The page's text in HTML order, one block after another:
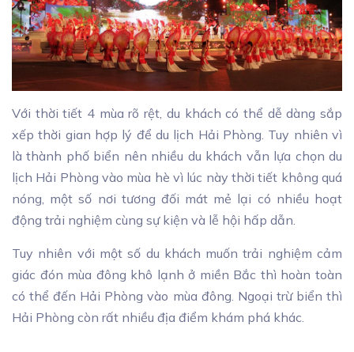
Với thời tiết 4 mùa rõ rệt, du khách có thể dễ dàng sắp
xếp thời gian hợp lý để du lịch Hải Phòng. Tuy nhiên vì
là thành phố biển nên nhiều du khách vẫn lựa chọn du
lịch Hải Phòng vào mùa hè vì lúc này thời tiết không quá
nóng, một số nơi tương đối mát mẻ lại có nhiều hoạt
động trải nghiệm cùng sự kiện và lễ hội hấp dẫn.
Tuy nhiên với một số du khách muốn trải nghiệm cảm
giác đón mùa đông khô lạnh ở miền Bắc thì hoàn toàn
có thể đến Hải Phòng vào mùa đông. Ngoại trừ biển thì
Hải Phòng còn rất nhiều địa điểm khám phá khác.